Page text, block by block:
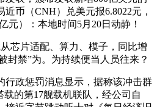
币（CNH）兑美元报6.8022元，
元）：本地时间5月20日动静！
片适配、算力、模子，同比增
封禁”为。为持续便当人员往来？
政惩罚消息显示，据称该冲击群
载的第17舰载机联队，经公司自